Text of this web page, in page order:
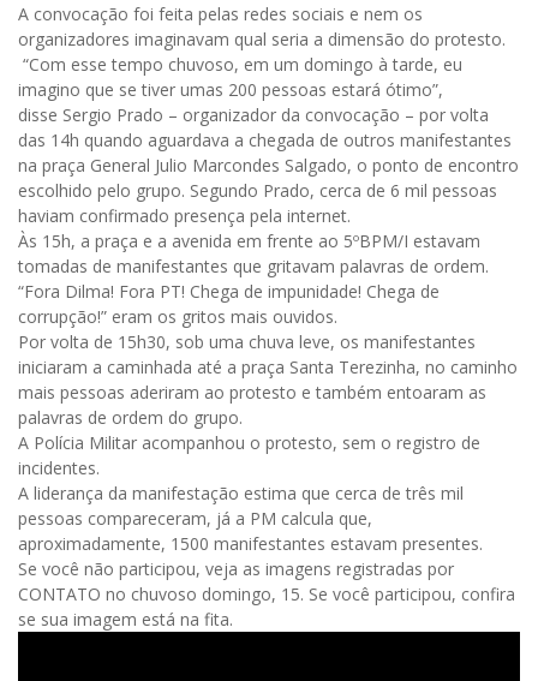
A convocação foi feita pelas redes sociais e nem os
organizadores imaginavam qual seria a dimensão do protesto.
“Com esse tempo chuvoso, em um domingo à tarde, eu
imagino que se tiver umas 200 pessoas estará ótimo”,
disse Sergio Prado – organizador da convocação – por volta
das 14h quando aguardava a chegada de outros manifestantes
na praça General Julio Marcondes Salgado, o ponto de encontro
escolhido pelo grupo. Segundo Prado, cerca de 6 mil pessoas
haviam confirmado presença pela internet.
Às 15h, a praça e a avenida em frente ao 5ºBPM/I estavam
tomadas de manifestantes que gritavam palavras de ordem.
“Fora Dilma! Fora PT! Chega de impunidade! Chega de
corrupção!” eram os gritos mais ouvidos.
Por volta de 15h30, sob uma chuva leve, os manifestantes
iniciaram a caminhada até a praça Santa Terezinha, no caminho
mais pessoas aderiram ao protesto e também entoaram as
palavras de ordem do grupo.
A Polícia Militar acompanhou o protesto, sem o registro de
incidentes.
A liderança da manifestação estima que cerca de três mil
pessoas compareceram, já a PM calcula que,
aproximadamente, 1500 manifestantes estavam presentes.
Se você não participou, veja as imagens registradas por
CONTATO no chuvoso domingo, 15. Se você participou, confira
se sua imagem está na fita.